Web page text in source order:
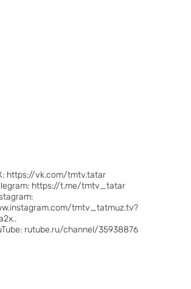
https://vk.com/tmtv.tatar
https://t.me/tmtv_tatar
tmtv_tatmuz.tv?
rutube.ru/channel/35938876